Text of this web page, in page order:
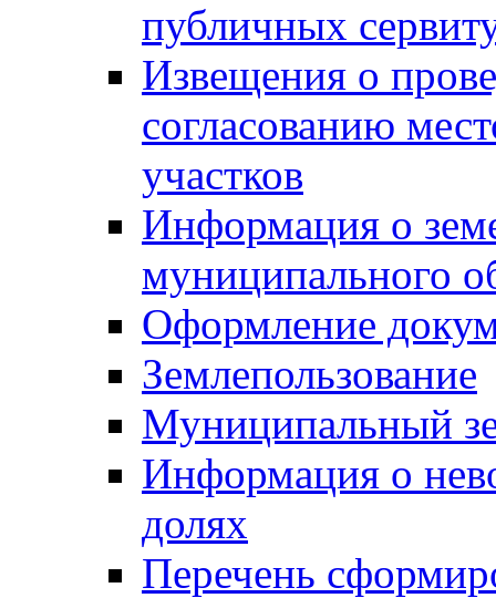
публичных
Извещения о
согласованию
участков
Информация о
муниципального
Оформление
Землепользование
Муниципальный
Информация о
долях
Перечень